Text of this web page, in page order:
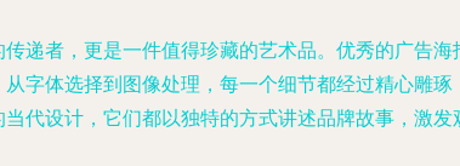
递者，更是一件值得珍藏的艺术品。优秀的广告
字体选择到图像处理，每一个细节都经过精心雕
代设计，它们都以独特的方式讲述品牌故事，激